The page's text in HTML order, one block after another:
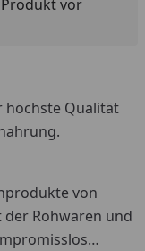
vor
höchste Qualität
von
der Rohwaren und